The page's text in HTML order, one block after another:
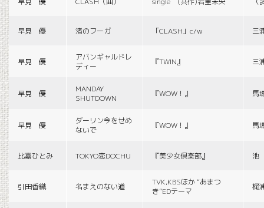
早見 優 渚のフーガ 「CLASH」c/w 三
早見 優
アバンギャルドレ
ディー
『TWIN』 三
早見 優
MANDAY
SHUTDOWN
『WOW！』 馬
早見 優
ダーリン今をせめ
ないで
『WOW！』 馬
比嘉ひとみ TOKYO恋DOCHU 『美少女倶楽部』 池
引田香織 名まえのない道
TVK,KBSほか “あまつ
き”EDテーマ
梶